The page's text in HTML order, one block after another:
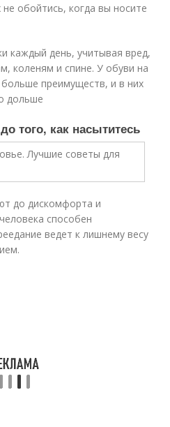
обойтись, когда вы носите
каждый день, учитывая вред,
коленям и спине. У обуви на
преимуществ, и в них
дольше
того, как насытитесь
до дискомфорта и
способен
ведет к лишнему весу